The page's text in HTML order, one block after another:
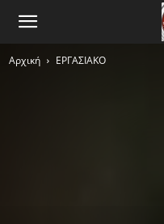
Αρχική ΕΡΓΑΣΙΑΚΟ